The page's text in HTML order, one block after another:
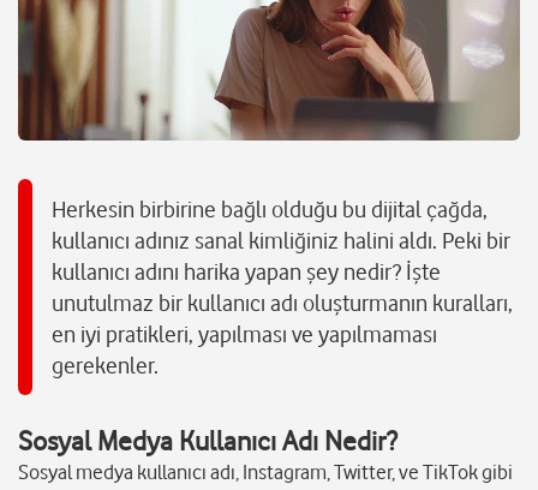
Herkesin birbirine bağlı olduğu bu dijital çağda,
kullanıcı adınız sanal kimliğiniz halini aldı. Peki bir
kullanıcı adını harika yapan şey nedir? İşte
unutulmaz bir kullanıcı adı oluşturmanın kuralları,
en iyi pratikleri, yapılması ve yapılmaması
gerekenler.
Sosyal Medya Kullanıcı Adı Nedir?
Sosyal medya kullanıcı adı, Instagram, Twitter, ve TikTok gibi